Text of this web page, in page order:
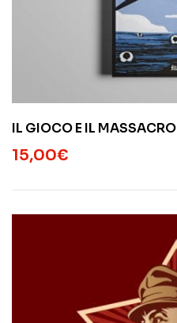
IL GIOCO E IL MASSACRO
15,00€